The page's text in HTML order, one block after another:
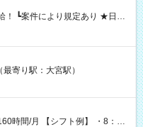
の日に現金GET♪ お仕事後はコ
！ 【試用期間】試
寄り駅：大宮駅）
例】 ・8：00